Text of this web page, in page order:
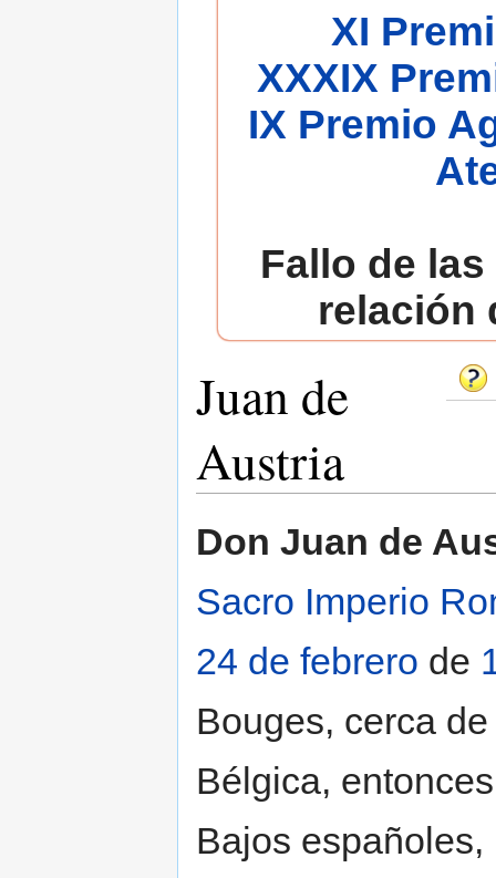
XI
XXXIX
IX Premio
Fallo de
relación
Juan de
Austria
Don Juan de
Sacro Imperio
24 de febrero de
Bouges, cerca
Bélgica,
Bajos españoles,